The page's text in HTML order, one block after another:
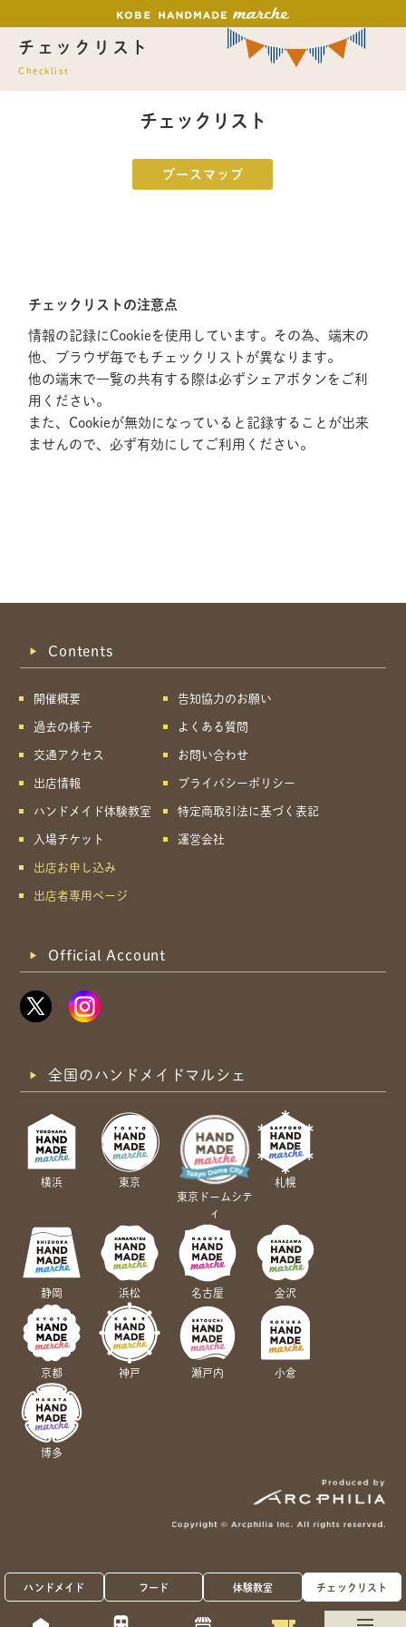
ハンドメイド フード 体験教室 チェックリスト
チェックリスト
Checklist
チェックリスト
ブースマップ
チェックリストの注意点
情報の記録にCookieを使用しています。その為、端末の
他、ブラウザ毎でもチェックリストが異なります。
他の端末で一覧の共有する際は必ずシェアボタンをご利
用ください。
また、Cookieが無効になっていると記録することが出来
ませんので、必ず有効にしてご利用ください。
Contents
開催概要
過去の様子
交通アクセス
出店情報
ハンドメイド体験教室
入場チケット
出店お申し込み
出店者専用ページ
告知協力のお願い
よくある質問
お問い合わせ
プライバシーポリシー
特定商取引法に基づく表記
運営会社
Official Account
全国のハンドメイドマルシェ
横浜
東京
東京ドームシテ
ィ
札幌
静岡 浜松 名古屋 金沢
京都 神戸 瀬戸内 小倉
博多